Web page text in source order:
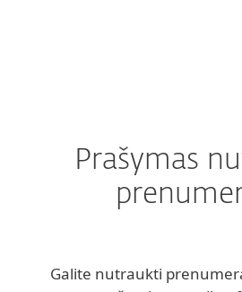
Prašymas
Galite nutraukti